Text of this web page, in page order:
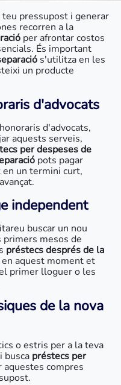
pressupost i generar
recorren a la
per afrontar costos
És important
s'utilitza en les
un producte
d'advocats
d'advocats,
aquests serveis,
per despeses de
pots pagar
un termini curt,
independent
buscar un nou
primers mesos de
préstecs després de la
aquest moment et
primer lloguer o les
de la nova
o estris per a la teva
busca préstecs per
compres